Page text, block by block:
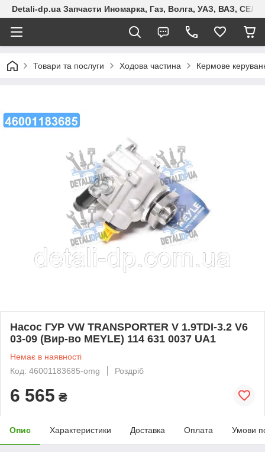
Detali-dp.ua Запчасти Иномарка, Газ, Волга, УАЗ, ВАЗ,
Товари та послуги Ходова частина Кермове
Насос ГУР VW TRANSPORTER V 1.9TDI-3.2 V6
03-09 (Вир-во MEYLE) 114 631 0037 UA1
Немає в наявності
Код: 46001183685-omg
Роздріб
6 565 ₴
Опис Характеристики Доставка Оплата Умови